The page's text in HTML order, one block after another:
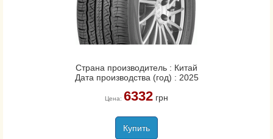
Kapsen
Kleber
Kormoran
Lassa
Laufenn
Marshal
Страна производитель : Китай
Дата производства (год) : 2025
Цена: 6332грн
Купить